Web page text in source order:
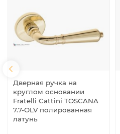
Дверная ручка на
круглом основании
Fratelli Cattini TOSCANA
7.7-OLV полированная
латунь